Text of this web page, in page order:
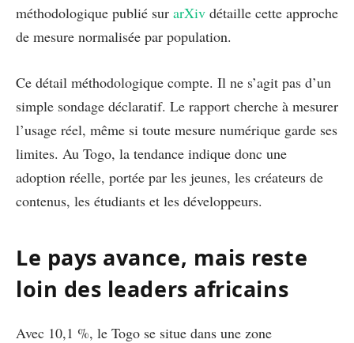
méthodologique publié sur arXiv détaille cette approche
de mesure normalisée par population.
Ce détail méthodologique compte. Il ne s’agit pas d’un
simple sondage déclaratif. Le rapport cherche à mesurer
l’usage réel, même si toute mesure numérique garde ses
limites. Au Togo, la tendance indique donc une
adoption réelle, portée par les jeunes, les créateurs de
contenus, les étudiants et les développeurs.
Le pays avance, mais reste
loin des leaders africains
Avec 10,1 %, le Togo se situe dans une zone